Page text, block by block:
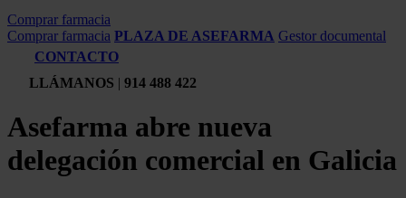
Comprar farmacia
Comprar farmacia PLAZA DE ASEFARMA Gestor documental
CONTACTO
LLÁMANOS | 914 488 422
Asefarma abre nueva
delegación comercial en Galicia